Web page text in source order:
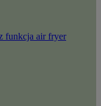
funkcja air fryer